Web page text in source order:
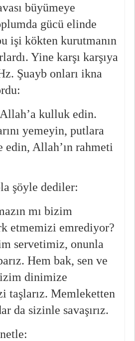
büyümeye
gücü elinde
işi kökten kurutmanın
Yine karşı karşıya
Şuayb onları ikna
kulluk edin.
yemeyin, putlara
edin, Allah’ın rahmeti
şöyle dediler:
mı bizim
etmemizi emrediyor?
servetimiz, onunla
Hem bak, sen ve
dinimize
taşlarız. Memleketten
da sizinle savaşırız.